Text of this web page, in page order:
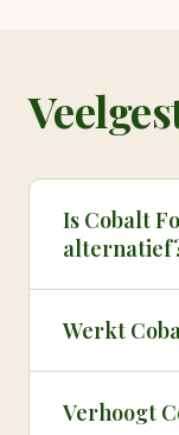
Is Cobalt
Werkt
Verhoogt